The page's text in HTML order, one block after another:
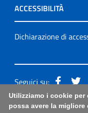
ACCESSIBILITÀ
Dichiarazione di
Seguici su:
Accessibilità: form
Utilizziamo i cookie per
possa avere la migliore